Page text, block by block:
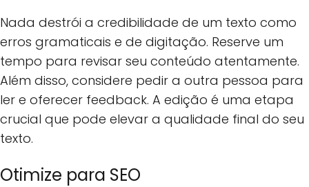
Nada destrói a credibilidade de um texto como
erros gramaticais e de digitação. Reserve um
tempo para revisar seu conteúdo atentamente.
Além disso, considere pedir a outra pessoa para
ler e oferecer feedback. A edição é uma etapa
crucial que pode elevar a qualidade final do seu
texto.
Otimize para SEO